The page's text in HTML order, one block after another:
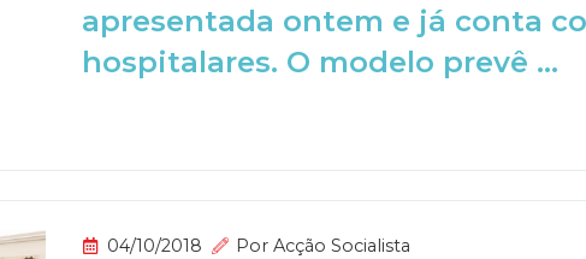
apresentada ontem e já conta
hospitalares. O modelo prevê ...
04/10/2018 Por Acção Socialista